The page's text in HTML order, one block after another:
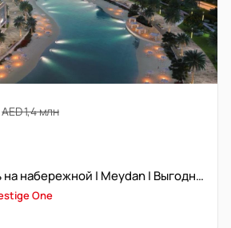
AED 1,4 млн
Роскошная жизнь на набережной | Meydan | Выгодное предложение
One